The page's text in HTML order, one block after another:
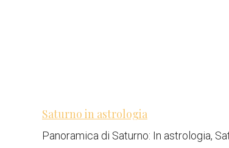
Saturno in astrologia
Panoramica di Saturno: In astrologia,